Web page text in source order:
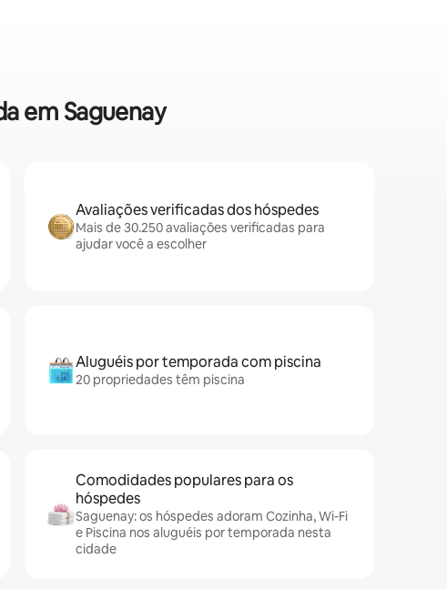
em Saguenay
Avaliações verificadas dos hóspedes
Mais de 30.250 avaliações verificadas para
ajudar você a escolher
Aluguéis por temporada com piscina
20 propriedades têm piscina
Comodidades populares para os
hóspedes
Saguenay: os hóspedes adoram Cozinha, Wi-Fi
e Piscina nos aluguéis por temporada nesta
cidade